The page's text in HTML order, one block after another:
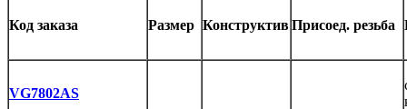
Код заказа Размер КонструктивПрисоед. резьба
VG7802AS